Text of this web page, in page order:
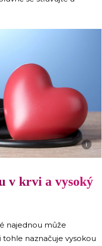
i
v krvi a vysoký
najednou může
tohle naznačuje vysokou